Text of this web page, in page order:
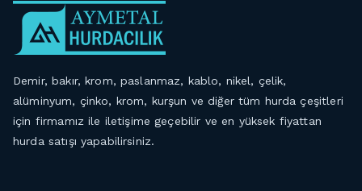
Demir, bakır, krom, paslanmaz, kablo, nikel, çelik,
alüminyum, çinko, krom, kurşun ve diğer tüm hurda çeşitleri
için firmamız ile iletişime geçebilir ve en yüksek fiyattan
hurda satışı yapabilirsiniz.